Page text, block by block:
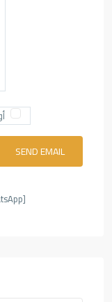
[url "https://wa.me/+966509105981" "WhatsApp"]